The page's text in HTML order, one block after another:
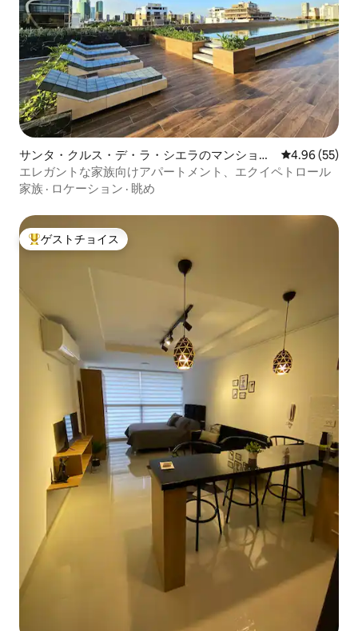
サンタ・クルス・デ・ラ・シエラのマンショ
ン・アパート
レビュー55
4.96 (55)
エレガントな家族向けアパートメント、エクイペトロール
家族 · ロケーション · 眺め
大好評のゲストチョイスです。
ゲストチョイス